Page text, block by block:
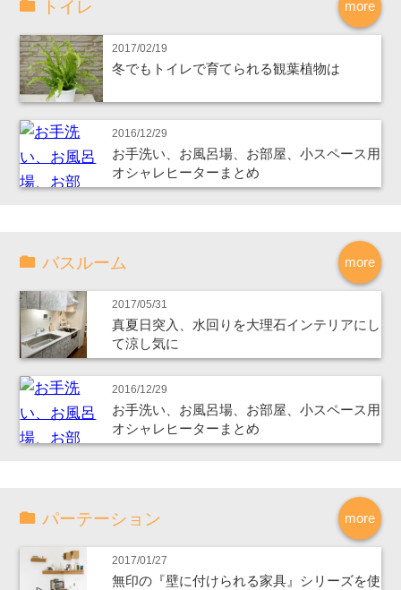
more
トイレ
2017/02/19
冬でもトイレで育てられる観葉植物は
2016/12/29
お手洗い、お風呂場、お部屋、小スペース用
オシャレヒーターまとめ
more
バスルーム
2017/05/31
真夏日突入、水回りを大理石インテリアにし
て涼し気に
2016/12/29
お手洗い、お風呂場、お部屋、小スペース用
オシャレヒーターまとめ
more
パーテーション
2017/01/27
無印の『壁に付けられる家具』シリーズを使